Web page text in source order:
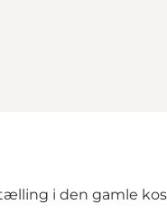
i den gamle